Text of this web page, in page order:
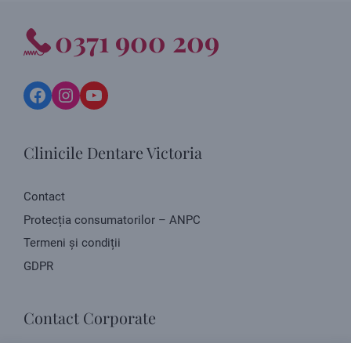
0371 900 209
Facebook
Instagram
YouTube
Clinicile Dentare Victoria
Contact
Protecția consumatorilor – ANPC
Termeni și condiții
GDPR
Contact Corporate